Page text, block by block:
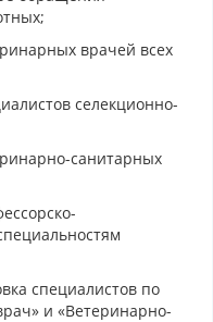
врачей всех
селекционно-
санитарных
специалистов по
и «Ветеринарно-